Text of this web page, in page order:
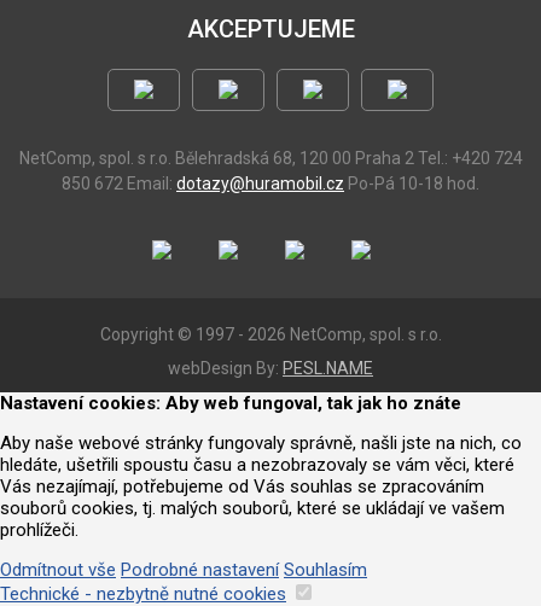
AKCEPTUJEME
NetComp, spol. s r.o. Bělehradská 68, 120 00 Praha 2 Tel.: +420 724
850 672 Email: dotazy@huramobil.cz Po-Pá 10-18 hod.
Copyright © 1997 - 2026 NetComp, spol. s r.o.
webDesign By: PESL.NAME
Nastavení cookies: Aby web fungoval, tak jak ho znáte
Aby naše webové stránky fungovaly správně, našli jste na nich, co
hledáte, ušetřili spoustu času a nezobrazovaly se vám věci, které
Vás nezajímají, potřebujeme od Vás souhlas se zpracováním
souborů cookies, tj. malých souborů, které se ukládají ve vašem
prohlížeči.
Odmítnout vše Podrobné nastavení Souhlasím
Technické - nezbytně nutné cookies